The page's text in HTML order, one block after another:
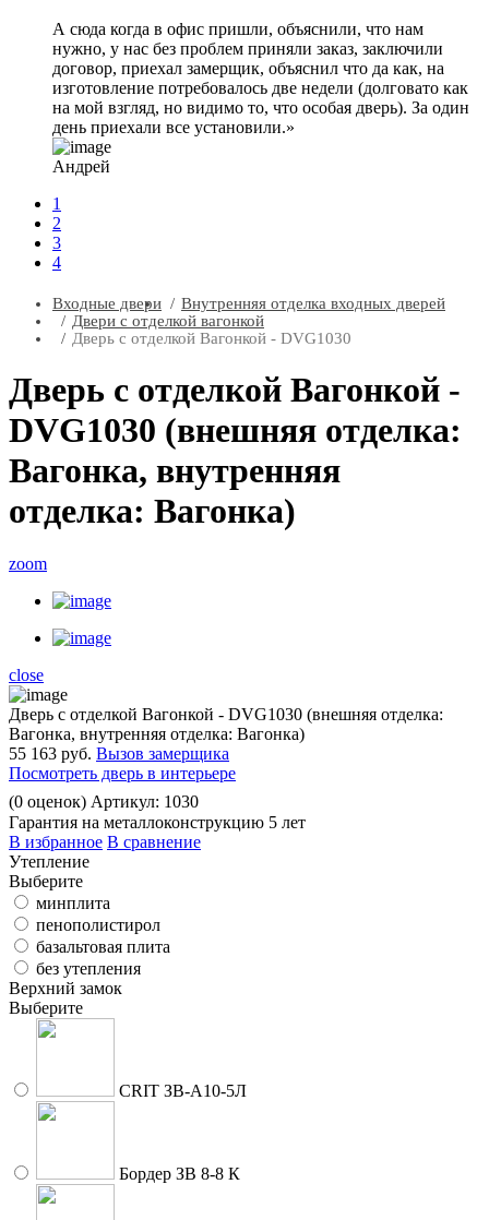
А сюда когда в офис пришли, объяснили, что нам
нужно, у нас без проблем приняли заказ, заключили
договор, приехал замерщик, объяснил что да как, на
изготовление потребовалось две недели (долговато как
на мой взгляд, но видимо то, что особая дверь). За один
день приехали все установили.
Андрей
1
2
3
4
Входные двери
Внутренняя отделка входных дверей
Двери с отделкой вагонкой
Дверь с отделкой Вагонкой - DVG1030
Дверь с отделкой Вагонкой -
DVG1030 (внешняя отделка:
Вагонка, внутренняя
отделка: Вагонка)
zoom
close
Дверь с отделкой Вагонкой - DVG1030 (внешняя отделка:
Вагонка, внутренняя отделка: Вагонка)
55 163 руб. Вызов замерщика
Посмотреть дверь в интерьере
(0 оценок) Артикул: 1030
Гарантия на металлоконструкцию 5 лет
В избранное В сравнение
Утепление
Выберите
минплита
пенополистирол
базальтовая плита
без утепления
Верхний замок
Выберите
CRIT ЗВ-A10-5Л
Бордер ЗВ 8-8 К